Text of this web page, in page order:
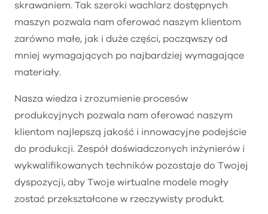
skrawaniem. Tak szeroki wachlarz dostępnych
maszyn pozwala nam oferować naszym klientom
zarówno małe, jak i duże części, począwszy od
mniej wymagających po najbardziej wymagające
materiały.
Nasza wiedza i zrozumienie procesów
produkcyjnych pozwala nam oferować naszym
klientom najlepszą jakość i innowacyjne podejście
do produkcji. Zespół doświadczonych inżynierów i
wykwalifikowanych techników pozostaje do Twojej
dyspozycji, aby Twoje wirtualne modele mogły
zostać przekształcone w rzeczywisty produkt.